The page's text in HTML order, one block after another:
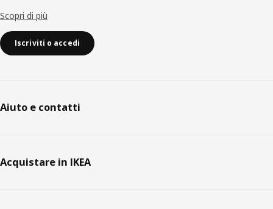
Scopri di più
Iscriviti o accedi
Aiuto e contatti
Acquistare in IKEA